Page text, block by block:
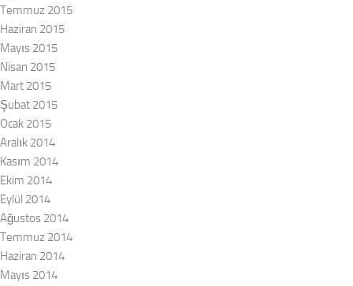
Temmuz 2015
Haziran 2015
Mayıs 2015
Nisan 2015
Mart 2015
Şubat 2015
Ocak 2015
Aralık 2014
Kasım 2014
Ekim 2014
Eylül 2014
Ağustos 2014
Temmuz 2014
Haziran 2014
Mayıs 2014